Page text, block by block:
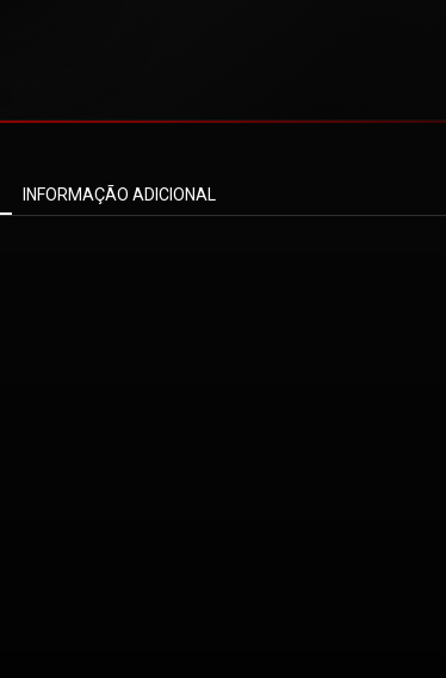
INFORMAÇÃO ADICIONAL